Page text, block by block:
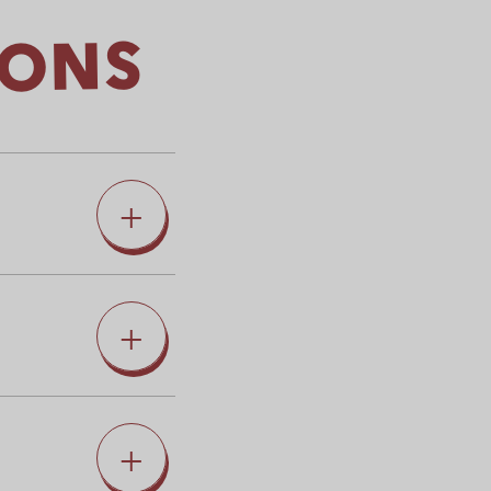
+
du
+
+